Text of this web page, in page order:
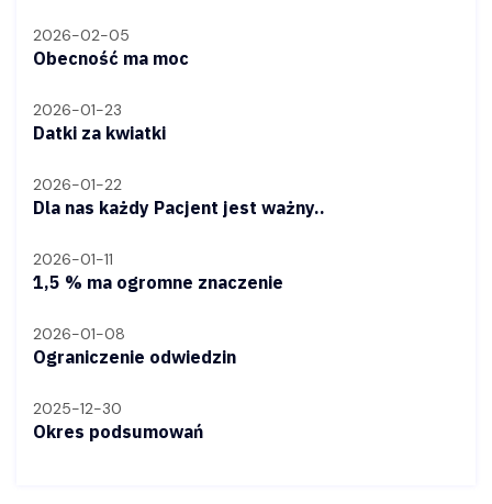
2026-02-05
Obecność ma moc
2026-01-23
Datki za kwiatki
2026-01-22
Dla nas każdy Pacjent jest ważny..
2026-01-11
1,5 % ma ogromne znaczenie
2026-01-08
Ograniczenie odwiedzin
2025-12-30
Okres podsumowań